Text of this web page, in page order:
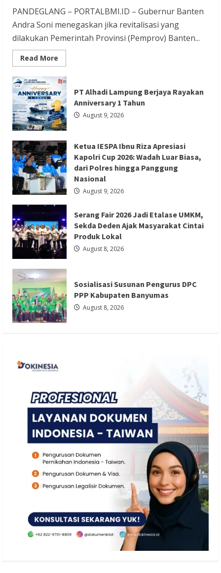
Redaksi 01 August 9, 2026
Berita Trending
Serang Fair 2026 Jadi Etalase UMKM,
Sekda Deden Ajak Masyarakat Cintai
Produk Lokal
Redaksi 01
Berita Nasional Berita Politik Berita Terbaru
Sosialisasi Susunan Pengurus DPC PPP
Kabupaten Banyumas
Redaksi 01
PANDEGLANG – PORTALBMI.ID – Gubernur Banten
Andra Soni menegaskan jika revitalisasi yang
dilakukan Pemerintah Provinsi (Pemprov) Banten...
Read More
more
Revitalisasi
Kawasan
Ziarah
Syekh
Asnawi
Caringin
Untuk
Kemanfaatan
Masyarakat
dan
Menjaga
Nilai
Sejarah
PT Alhadi Lampung Berjaya Rayakan
Anniversary 1 Tahun
August 9, 2026
Ketua IESPA Ibnu Riza Apresiasi
Kapolri Cup 2026: Wadah Luar Biasa,
dari Polres hingga Panggung
Nasional
August 9, 2026
Serang Fair 2026 Jadi Etalase UMKM,
Sekda Deden Ajak Masyarakat Cintai
Produk Lokal
August 8, 2026
Sosialisasi Susunan Pengurus DPC
PPP Kabupaten Banyumas
August 8, 2026